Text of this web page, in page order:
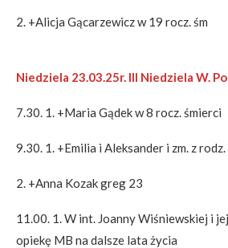
2. +Alicja Gącarzewicz w 19 rocz. śm
Niedziela 23.03.25r. III Niedziela W.
7.30. 1. +Maria Gądek w 8 rocz. śmierci
9.30. 1. +Emilia i Aleksander i zm. z
2. +Anna Kozak greg 23
11.00. 1. W int. Joanny Wiśniewskiej i
opiekę MB na dalsze lata życia